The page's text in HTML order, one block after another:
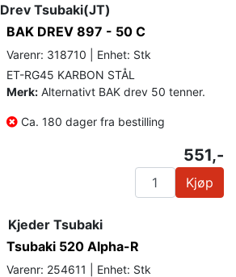
Drev Tsubaki(JT)
BAK DREV 897 - 50 C
Varenr: 318710 | Enhet: Stk
ET-RG45 KARBON STÅL
Merk: Alternativt BAK drev 50 tenner.
Ca. 180 dager fra bestilling
551,-
Kjøp
Kjeder Tsubaki
Tsubaki 520 Alpha-R
Varenr: 254611 | Enhet: Stk